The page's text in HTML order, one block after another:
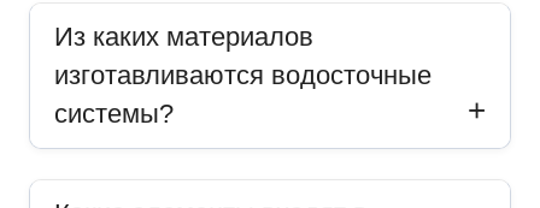
Из каких материалов
изготавливаются водосточные
системы?